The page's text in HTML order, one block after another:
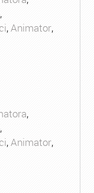
,
,Animator,
,
,
,Animator,